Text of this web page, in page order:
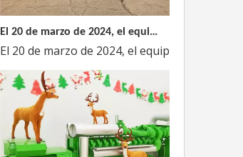
El 20 de marzo de 2024, el equipo de la